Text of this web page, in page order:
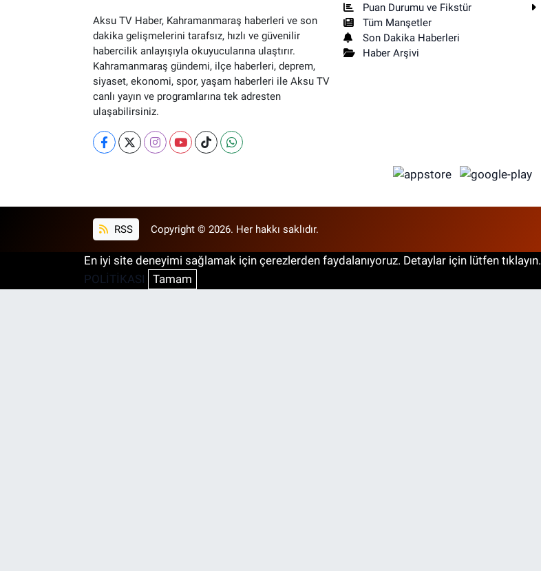
Aksu TV Haber, Kahramanmaraş haberleri ve son
dakika gelişmelerini tarafsız, hızlı ve güvenilir
habercilik anlayışıyla okuyucularına ulaştırır.
Kahramanmaraş gündemi, ilçe haberleri, deprem,
siyaset, ekonomi, spor, yaşam haberleri ile Aksu TV
canlı yayın ve programlarına tek adresten
ulaşabilirsiniz.
Puan Durumu ve Fikstür
Tüm Manşetler
Son Dakika Haberleri
Haber Arşivi
RSS Copyright © 2026. Her hakkı saklıdır.
En iyi site deneyimi sağlamak için çerezlerden faydalanıyoruz. Detaylar için lütfen tıklayın.
POLİTİKASI
Tamam